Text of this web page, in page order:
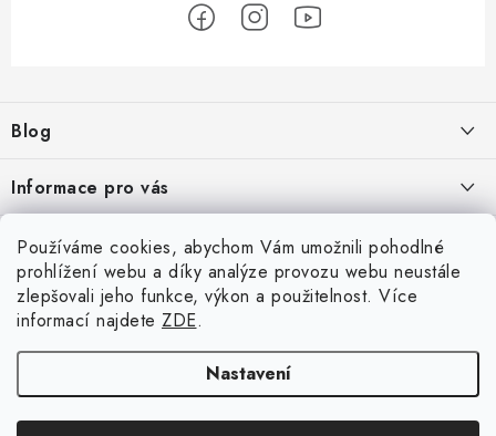
Používáme cookies, abychom Vám umožnili pohodlné
prohlížení webu a díky analýze provozu webu neustále
zlepšovali jeho funkce, výkon a použitelnost. Více
informací najdete ZDE.
Nastavení
p
a
t
Blog
Škoad Karoq - Škoda Amundsen MIB3 aktualizace map a kódování
VW Passat 3G (B8) FL - bezdrátový App-Connect VW Discover
Media MIB3
Informace pro vás
Podmínky ochrany osobních údajů
Obchodní podmínky
Moje objednávka
Kontakty
Facebook
Přihlášení
Copyright 2026CAR-NAV.cz. Všechna práva vyhrazena.Upravit nastavení